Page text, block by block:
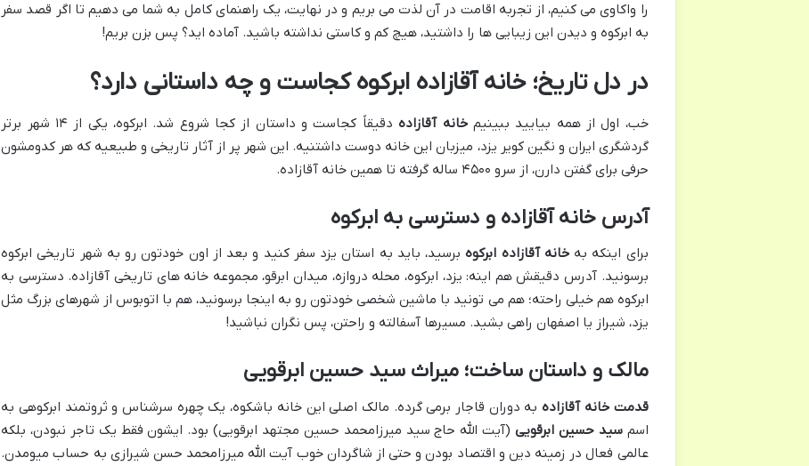
را واکاوی می کنیم، از تجربه اقامت در آن لذت می بریم و در نهایت، یک راهنمای کامل به شما می دهیم تا اگر قصد سفر
به ابرکوه و دیدن این زیبایی ها را داشتید، هیچ کم و کاستی نداشته باشید. آماده اید؟ پس بزن بریم!
در دل تاریخ؛ خانه آقازاده ابرکوه کجاست و چه داستانی دارد؟
خب، اول از همه بیایید ببینیمخانه آقازاده
دقیقاً کجاست و داستان از کجا شروع شد. ابرکوه، یکی از ۱۴ شهر برتر
گردشگری ایران و نگین کویر یزد، میزبان این خانه دوست داشتنیه. این شهر پر از آثار تاریخی و طبیعیه که هر کدومشون
حرفی برای گفتن دارن، از سرو ۴۵۰۰ ساله گرفته تا همین خانه آقازاده.
آدرس خانه آقازاده و دسترسی به ابرکوه
برای اینکه بهخانه آقازاده ابرکوهبرسید، باید به استان یزد سفر کنید و بعد از اون خودتون رو به شهر تاریخی ابرکوه
برسونید. آدرس دقیقش هم اینه: یزد، ابرکوه، محله دروازه، میدان ابرقو، مجموعه خانه های تاریخی آقازاده. دسترسی به
ابرکوه هم خیلی راحته؛ هم می تونید با ماشین شخصی خودتون رو به اینجا برسونید، هم با اتوبوس از شهرهای بزرگ مثل
یزد، شیراز یا اصفهان راهی بشید. مسیرها آسفالته و راحتن، پس نگران نباشید!
مالک و داستان ساخت؛ میراث سید حسین ابرقویی
قدمت خانه آقازادهبه دوران قاجار برمی گرده. مالک اصلی این خانه باشکوه، یک چهره سرشناس و ثروتمند ابرکوهی به
اسمسید حسین ابرقویی(آیت الله حاج سید میرزامحمد حسین مجتهد ابرقویی) بود. ایشون فقط یک تاجر نبودن، بلکه
عالمی فعال در زمینه دین و اقتصاد بودن و حتی از شاگردان خوب آیت الله میرزامحمد حسن شیرازی به حساب میومدن.